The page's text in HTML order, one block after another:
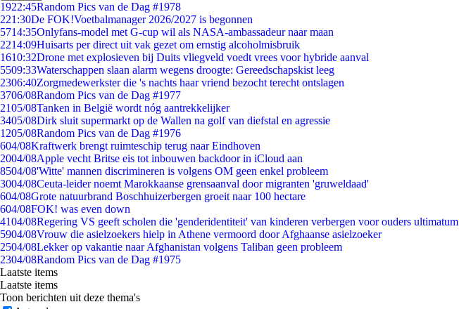
1922:45Random Pics van de Dag #1978
221:30De FOK!Voetbalmanager 2026/2027 is begonnen
5714:35Onlyfans-model met G-cup wil als NASA-ambassadeur naar maan
2214:09Huisarts per direct uit vak gezet om ernstig alcoholmisbruik
1610:32Drone met explosieven bij Duits vliegveld voedt vrees voor hybride aanval
5509:33Waterschappen slaan alarm wegens droogte: Gereedschapskist leeg
2306:40Zorgmedewerkster die 's nachts haar vriend bezocht terecht ontslagen
3706/08Random Pics van de Dag #1977
2105/08Tanken in België wordt nóg aantrekkelijker
3405/08Dirk sluit supermarkt op de Wallen na golf van diefstal en agressie
1205/08Random Pics van de Dag #1976
604/08Kraftwerk brengt ruimteschip terug naar Eindhoven
2004/08Apple vecht Britse eis tot inbouwen backdoor in iCloud aan
8504/08'Witte' mannen discrimineren is volgens OM geen enkel probleem
3004/08Ceuta-leider noemt Marokkaanse grensaanval door migranten 'gruweldaad'
604/08Grote natuurbrand Boschhuizerbergen groeit naar 100 hectare
604/08FOK! was even down
4104/08Regering VS geeft scholen die 'genderidentiteit' van kinderen verbergen voor ouders ultimatum
5904/08Vrouw die asielzoekers hielp in Athene vermoord door Afghaanse asielzoeker
2504/08Lekker op vakantie naar Afghanistan volgens Taliban geen probleem
2304/08Random Pics van de Dag #1975
Laatste items
Laatste items
Toon berichten uit deze thema's